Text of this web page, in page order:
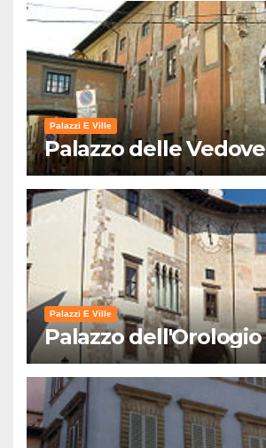
Palazzi E Ville
Palazzo delle Vedove
Palazzi E Ville
Palazzo dell'Orologio